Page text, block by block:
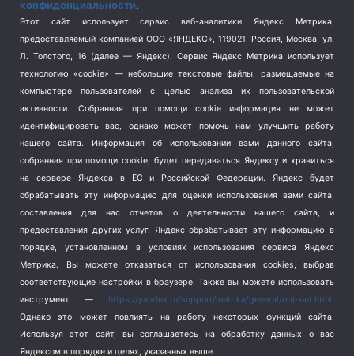
Спорт (740)
Терроризм (1)
Транспорт (262)
Туризм (178)
Школа и спорт (2)
Экология (8)
Экономика (1172)
конфиденциальности.
Этот сайт использует сервис веб-аналитики Яндекс Метрика,
предоставляемый компанией ООО «ЯНДЕКС», 119021, Россия, Москва, ул.
Л. Толстого, 16 (далее — Яндекс). Сервис Яндекс Метрика использует
технологию «cookie» — небольшие текстовые файлы, размещаемые на
компьютере пользователей с целью анализа их пользовательской
активности.
Собранная при помощи cookie информация не может
идентифицировать вас, однако может помочь нам улучшить работу
нашего сайта. Информация об использовании вами данного сайта,
собранная при помощи cookie, будет передаваться Яндексу и храниться
на сервере Яндекса в ЕС и Российской Федерации. Яндекс будет
обрабатывать эту информацию для оценки использования вами сайта,
составления для нас отчетов о деятельности нашего сайта, и
предоставления других услуг. Яндекс обрабатывает эту информацию в
порядке, установленном в условиях использования сервиса Яндекс
Метрика.
Вы можете отказаться от использования cookies, выбрав
соответствующие настройки в браузере. Также вы можете использовать
инструмент — https://yandex.ru/support/metrika/general/opt-out.html.
Однако это может повлиять на работу некоторых функций сайта.
Используя этот сайт, вы соглашаетесь на обработку данных о вас
Яндексом в порядке и целях, указанных выше.